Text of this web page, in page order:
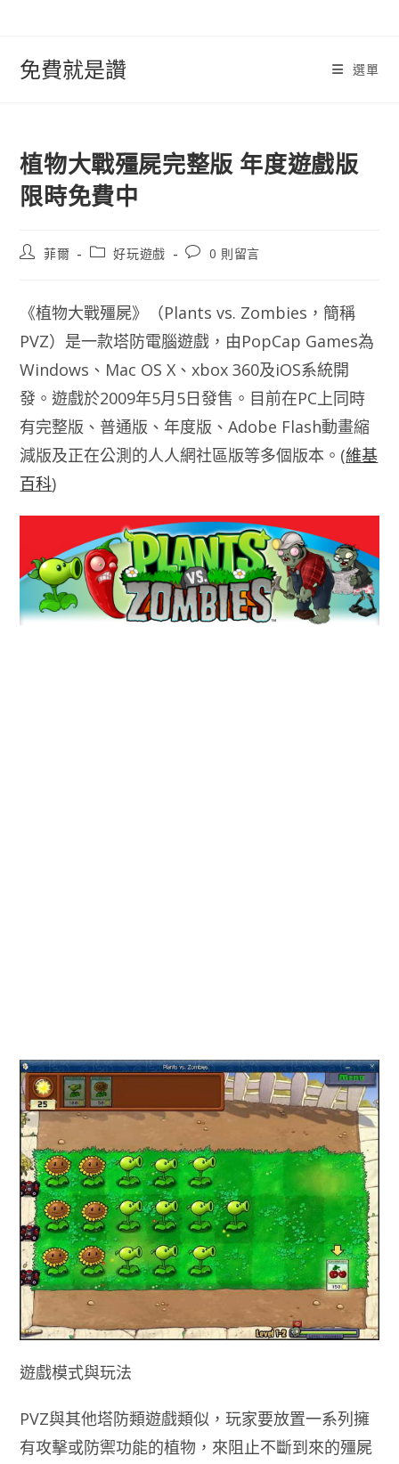
免費就是讚 選單
植物大戰殭屍完整版 年度遊戲版
限時免費中
文
者:
菲爾
文
別:
好玩遊戲
文
0 則留言
《植物大戰殭屍》（Plants vs. Zombies，簡稱
PVZ）是一款塔防電腦遊戲，由PopCap Games為
Windows、Mac OS X、xbox 360及iOS系統開
發。遊戲於2009年5月5日發售。目前在PC上同時
有完整版、普通版、年度版、Adobe Flash動畫縮
減版及正在公測的人人網社區版等多個版本。(維基
百科)
遊戲模式與玩法
PVZ與其他塔防類遊戲類似，玩家要放置一系列擁
有攻擊或防禦功能的植物，來阻止不斷到來的殭屍